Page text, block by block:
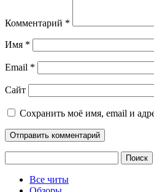
Комментарий *
Имя *
Email *
Сайт
Сохранить моё имя, email и
Все читы